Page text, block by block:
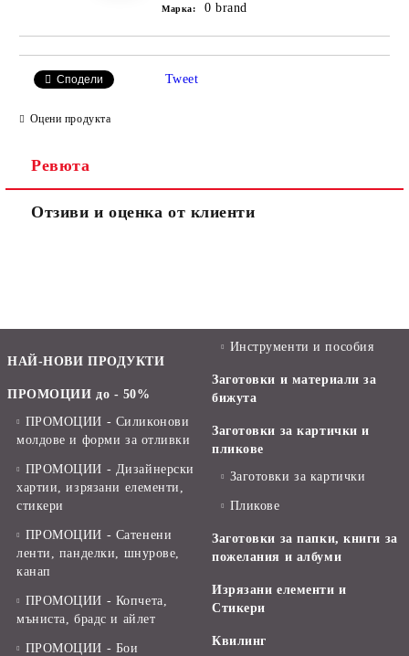
Марка: 0 brand
Сподели Tweet
Оцени продукта
Ревюта
Отзиви и оценка от клиенти
НАЙ-НОВИ ПРОДУКТИ
ПРОМОЦИИ до - 50%
ПРОМОЦИИ - Силиконови
молдове и форми за отливки
ПРОМОЦИИ - Дизайнерски
хартии, изрязани елементи,
стикери
ПРОМОЦИИ - Сатенени
ленти, панделки, шнурове,
канап
ПРОМОЦИИ - Копчета,
мъниста, брадс и айлет
ПРОМОЦИИ - Бои
Инструменти и пособия
Заготовки и материали за
бижута
Заготовки за картички и
пликове
Заготовки за картички
Пликове
Заготовки за папки, книги за
пожелания и албуми
Изрязани елементи и
Стикери
Квилинг